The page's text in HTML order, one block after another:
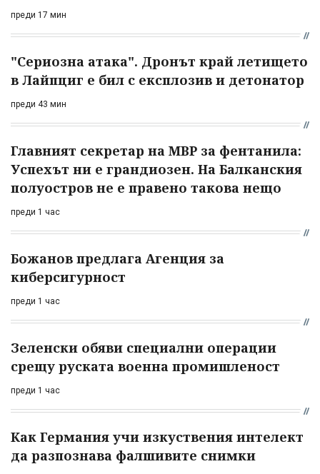
преди 17 мин
"Сериозна атака". Дронът край летището
в Лайпциг е бил с експлозив и детонатор
преди 43 мин
Главният секретар на МВР за фентанила:
Успехът ни е грандиозен. На Балканския
полуостров не е правено такова нещо
преди 1 час
Божанов предлага Агенция за
киберсигурност
преди 1 час
Зеленски обяви специални операции
срещу руската военна промишленост
преди 1 час
Как Германия учи изкуствения интелект
да разпознава фалшивите снимки